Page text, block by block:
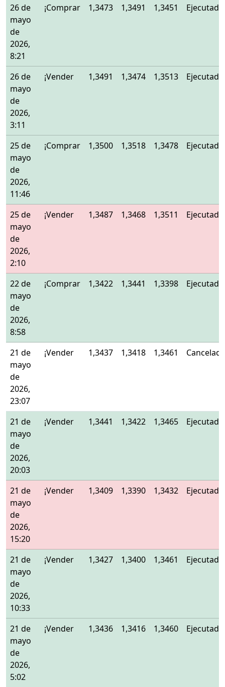
26 de
mayo
de
2026,
8:21
¡Comprar 1,3473 1,3491 1,3451 Ejecutado
26 de
mayo
de
2026,
3:11
¡Vender 1,3491 1,3474 1,3513 Ejecutado
25 de
mayo
de
2026,
11:46
¡Comprar 1,3500 1,3518 1,3478 Ejecutado
25 de
mayo
de
2026,
2:10
¡Vender 1,3487 1,3468 1,3511 Ejecutado
22 de
mayo
de
2026,
8:58
¡Comprar 1,3422 1,3441 1,3398 Ejecutado
21 de
mayo
de
2026,
23:07
¡Vender 1,3437 1,3418 1,3461
21 de
mayo
de
2026,
20:03
¡Vender 1,3441 1,3422 1,3465 Ejecutado
21 de
mayo
de
2026,
15:20
¡Vender 1,3409 1,3390 1,3432 Ejecutado
21 de
mayo
de
2026,
10:33
¡Vender 1,3427 1,3400 1,3461 Ejecutado
21 de
mayo
de
2026,
5:02
¡Vender 1,3436 1,3416 1,3460 Ejecutado